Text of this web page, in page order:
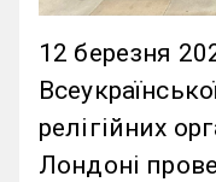
12 березня
релігійних
Лондоні